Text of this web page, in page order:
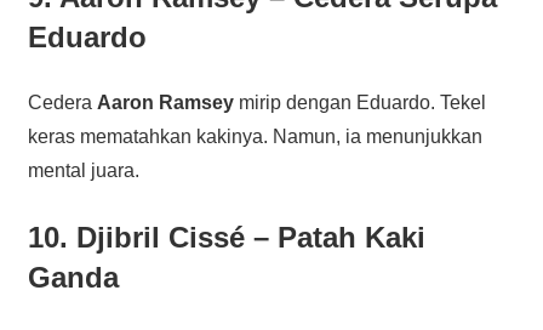
Eduardo
Cedera Aaron Ramseymirip dengan Eduardo. Tekel
keras mematahkan kakinya. Namun, ia menunjukkan
mental juara.
10. Djibril Cissé – Patah Kaki
Ganda